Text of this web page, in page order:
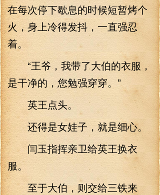
在每次停下歇息的时候短暂烤个
火，身上冷得发抖，一直强忍
着。
“王爷，我带了大伯的衣服，
是干净的，您勉强穿穿。”
英王点头。
还得是女娃子，就是细心。
闫玉指挥亲卫给英王换衣
服。
至于大伯，则交给三铁来